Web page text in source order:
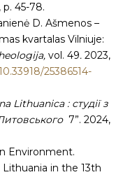
p. 45-78.
D. Ašmenos –
kvartalas Vilniuje:
vol. 49. 2023,
25386514-
Lithuanica: студії з
7”. 2024,
Environment.
in the 13th